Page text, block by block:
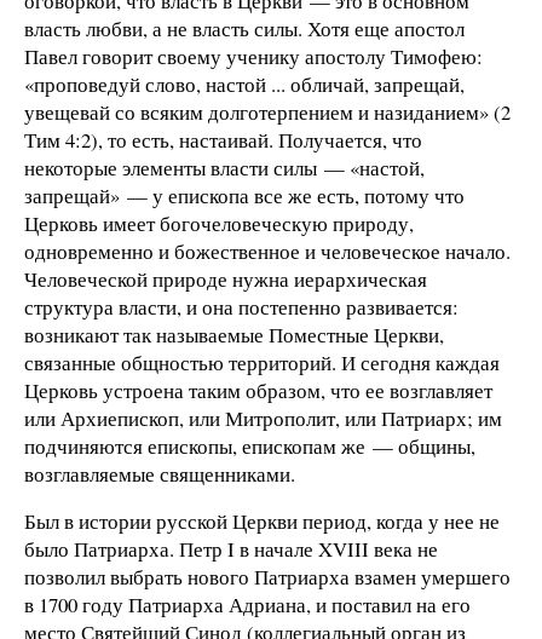
власть любви, а не власть силы. Хотя еще апостол
Павел говорит своему ученику апостолу Тимофею:
«проповедуй слово, настой ... обличай, запрещай,
увещевай со всяким долготерпением и назиданием» (2
Тим 4:2), то есть, настаивай. Получается, что
некоторые элементы власти силы — «настой,
запрещай» — у епископа все же есть, потому что
Церковь имеет богочеловеческую природу,
одновременно и божественное и человеческое начало.
Человеческой природе нужна иерархическая
структура власти, и она постепенно развивается:
возникают так называемые Поместные Церкви,
связанные общностью территорий. И сегодня каждая
Церковь устроена таким образом, что ее возглавляет
или Архиепископ, или Митрополит, или Патриарх; им
подчиняются епископы, епископам же — общины,
возглавляемые священниками.
Был в истории русской Церкви период, когда у нее не
было Патриарха. Петр I в начале XVIII века не
позволил выбрать нового Патриарха взамен умершего
в 1700 году Патриарха Адриана, и поставил на его
место Святейший Синод (коллегиальный орган из